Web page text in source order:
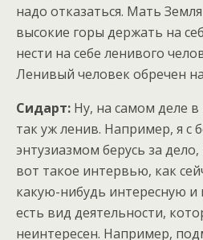
надо отказаться. Мать
высокие горы держать на
нести на себе ленивого
Ленивый человек обречен
Сидарт: Ну, на самом деле
так уж ленив. Например, я с
энтузиазмом берусь за
вот такое интервью, как
какую-нибудь интересную и
есть вид деятельности,
неинтересен. Например,